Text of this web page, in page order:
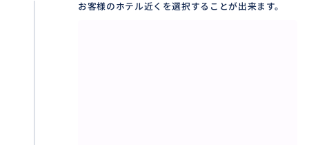
お客様のホテル近くを選択することが出来ます。